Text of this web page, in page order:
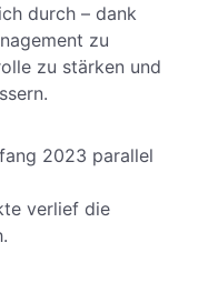
durch – dank
zu
zu stärken und
2023 parallel
verlief die